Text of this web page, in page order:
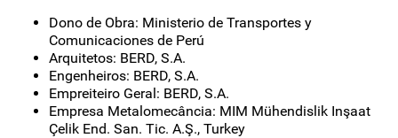
Dono de Obra: Ministerio de Transportes y
Comunicaciones de Perú
Arquitetos: BERD, S.A.
Engenheiros: BERD, S.A.
Empreiteiro Geral: BERD, S.A.
Empresa Metalomecância: MIM Mühendislik Inşaat
Çelik End. San. Tic. A.Ş., Turkey